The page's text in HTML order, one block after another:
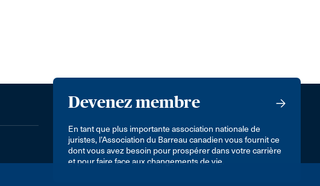
Devenez membre
En tant que plus importante association nationale de
juristes, l’Association du Barreau canadien vous fournit ce
dont vous avez besoin pour prospérer dans votre carrière
et pour faire face aux changements de vie.